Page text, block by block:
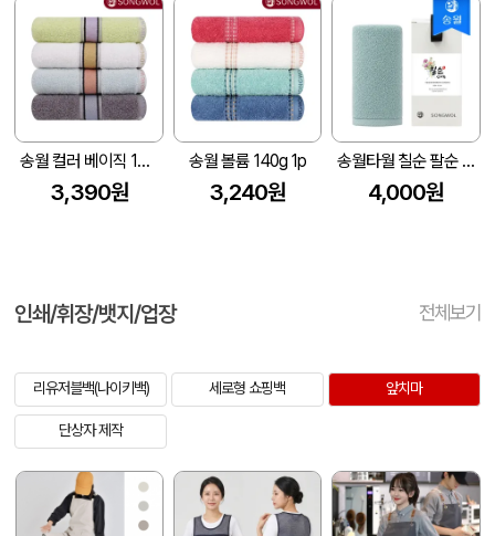
송월 컬러 베이직 130g 1p
3,390원
송월 볼륨 140g 1p
3,240원
송월타월 칠순 팔순 고희 답례품 기프트세트(라이트무지)(전용띠지 포함)
4,000원
인쇄/휘장/뱃지/업장 전체보기
리유저블백(나이키백) 세로형 쇼핑백 앞치마
단상자 제작